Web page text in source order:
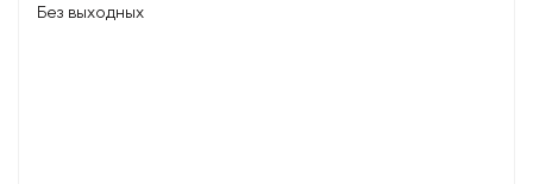
Без выходных